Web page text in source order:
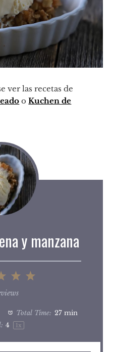
ver las recetas de
oKuchen de
y manzana
4
3
Stars
Total Time: 27 min
4 1 x